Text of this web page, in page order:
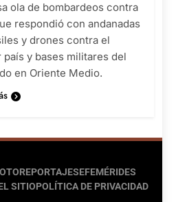
ola de bombardeos contra
respondió con andanadas
y drones contra el
país y bases militares del
en Oriente Medio.
EFEMÉRIDES
SITIOPOLÍTICA DE PRIVACIDAD